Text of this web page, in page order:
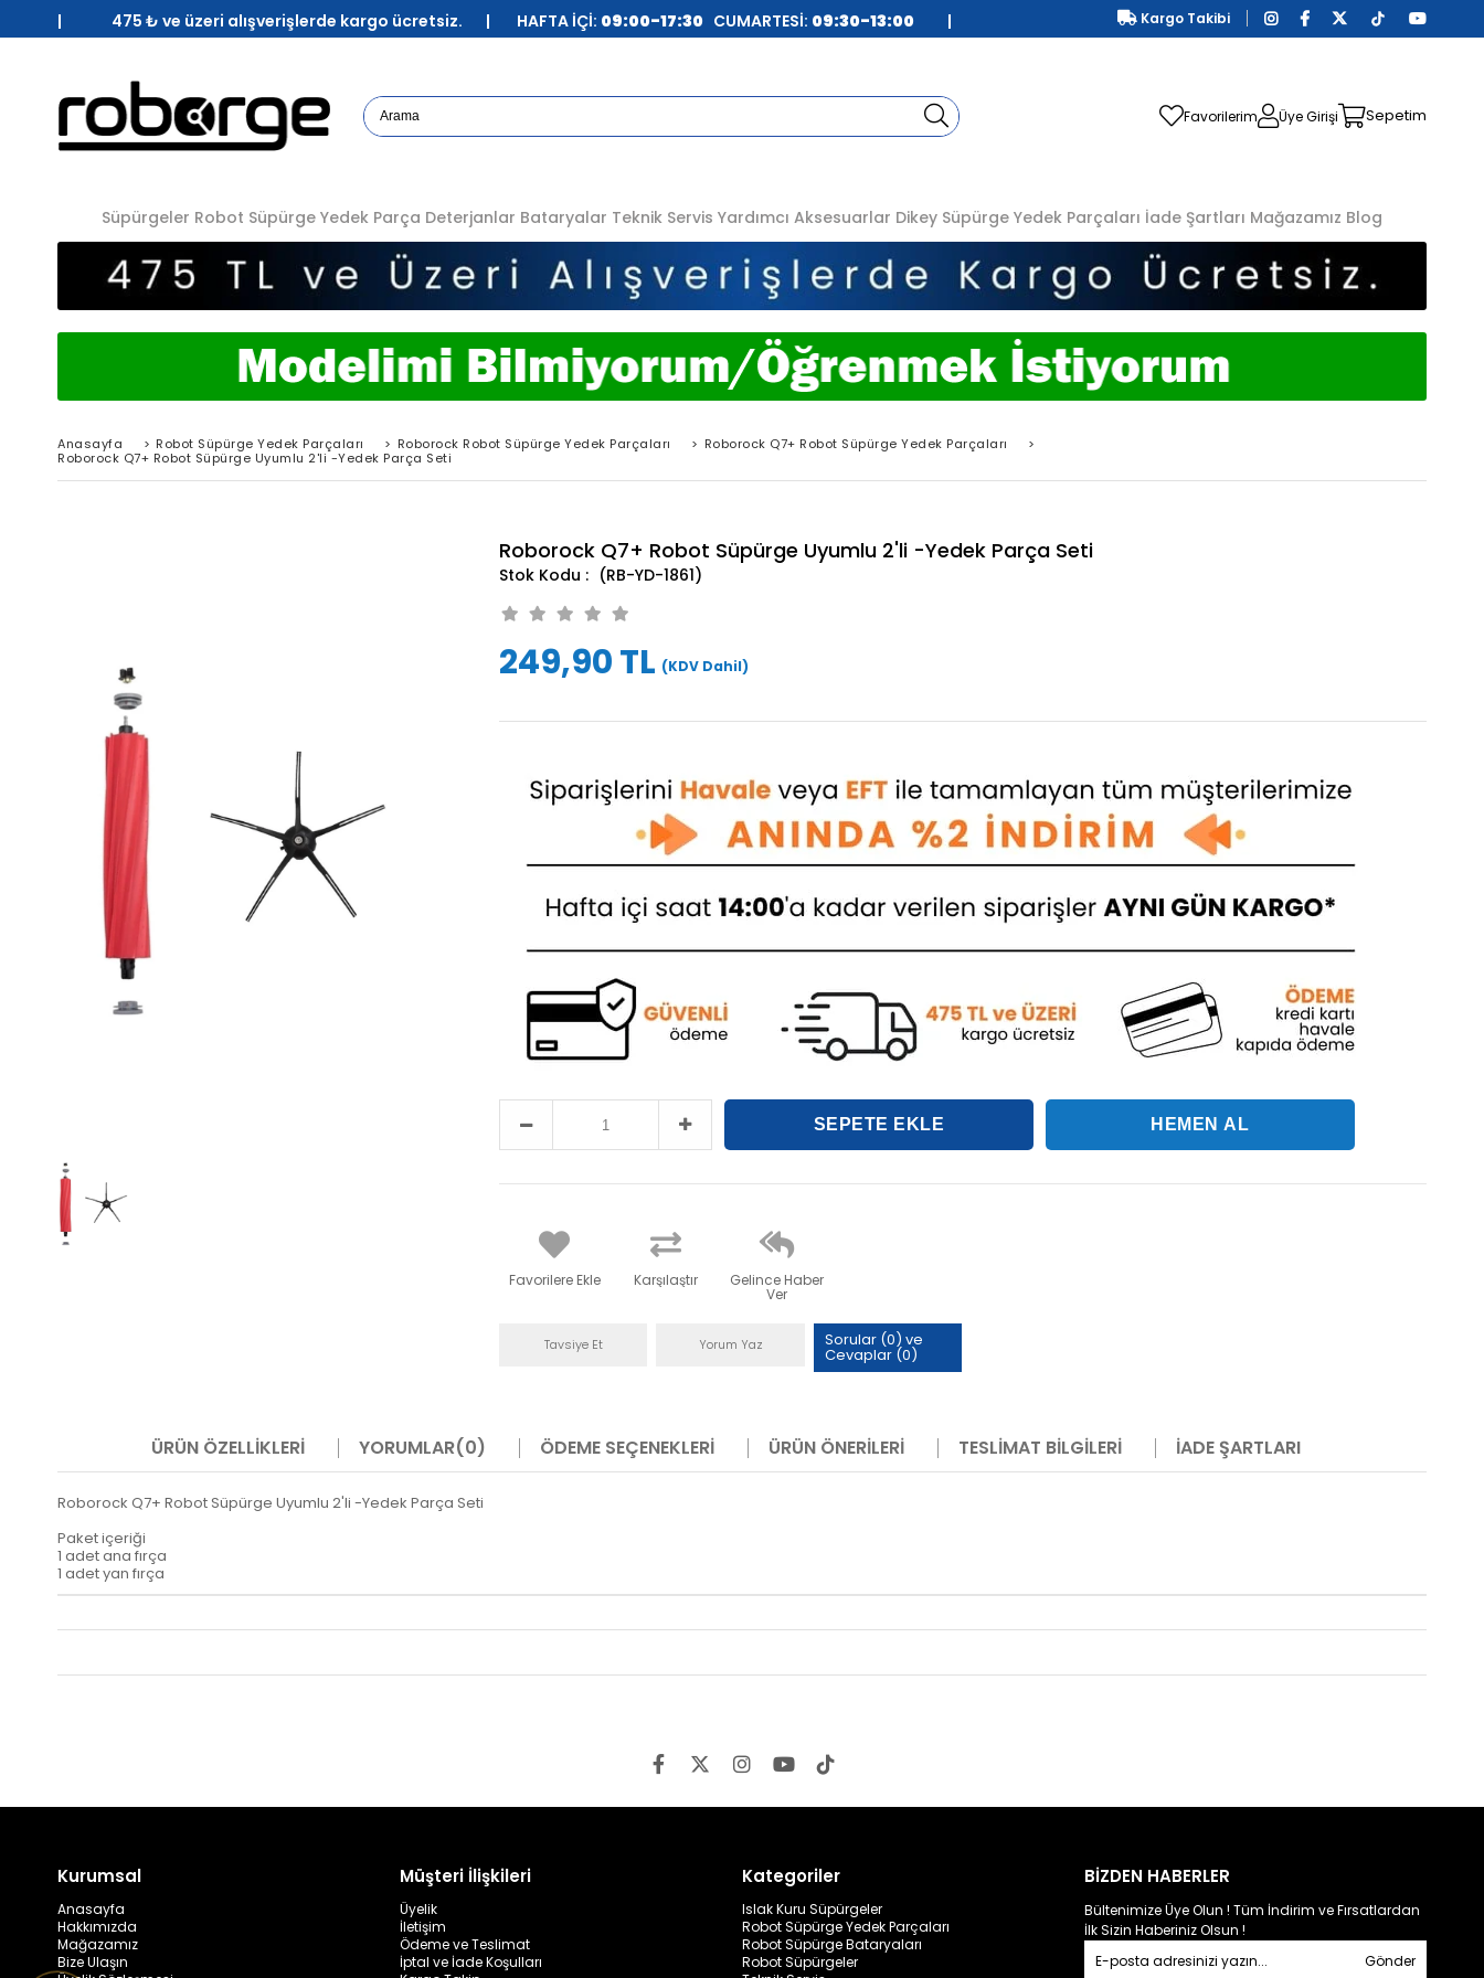
| 475 ₺ ve üzeri alışverişlerde kargo ücretsiz. | HAFTA İÇİ: 09:00-17:30 CUMARTESİ: 09:30-13:00 | Kargo Takibi
Favorilerim Üye Girişi Sepetim
Süpürgeler Robot Süpürge Yedek Parça Deterjanlar Bataryalar Teknik Servis Yardımcı Aksesuarlar Dikey Süpürge Yedek Parçaları İade Şartları Mağazamız Blog
Anasayfa > Robot Süpürge Yedek Parçaları > Roborock Robot Süpürge Yedek Parçaları > Roborock Q7+ Robot Süpürge Yedek Parçaları
>
Roborock Q7+ Robot Süpürge Uyumlu 2'li -Yedek Parça Seti
Roborock Q7+ Robot Süpürge Uyumlu 2'li -Yedek Parça Seti
(RB-YD-1861)
249,90 TL (KDV Dahil)
Favorilere Ekle Karşılaştır Gelince Haber
Ver
Tavsiye Et Yorum Yaz Sorular (0) ve
Cevaplar (0)
ÜRÜN ÖZELLIKLERI YORUMLAR(0) ÖDEME SEÇENEKLERI ÜRÜN ÖNERILERI TESLIMAT BILGILERI İADE ŞARTLARI
Roborock Q7+ Robot Süpürge Uyumlu 2'li -Yedek Parça Seti
Paket içeriği
1 adet ana fırça
1 adet yan fırça
Kurumsal
Anasayfa
Hakkımızda
Mağazamız
Bize Ulaşın
Müşteri İlişkileri
Üyelik
İletişim
Ödeme ve Teslimat
İptal ve İade Koşulları
Kategoriler
Islak Kuru Süpürgeler
Robot Süpürge Yedek Parçaları
Robot Süpürge Bataryaları
Robot Süpürgeler
BİZDEN HABERLER
Bültenimize Üye Olun ! Tüm İndirim ve Fırsatlardan
İlk Sizin Haberiniz Olsun !
Gönder